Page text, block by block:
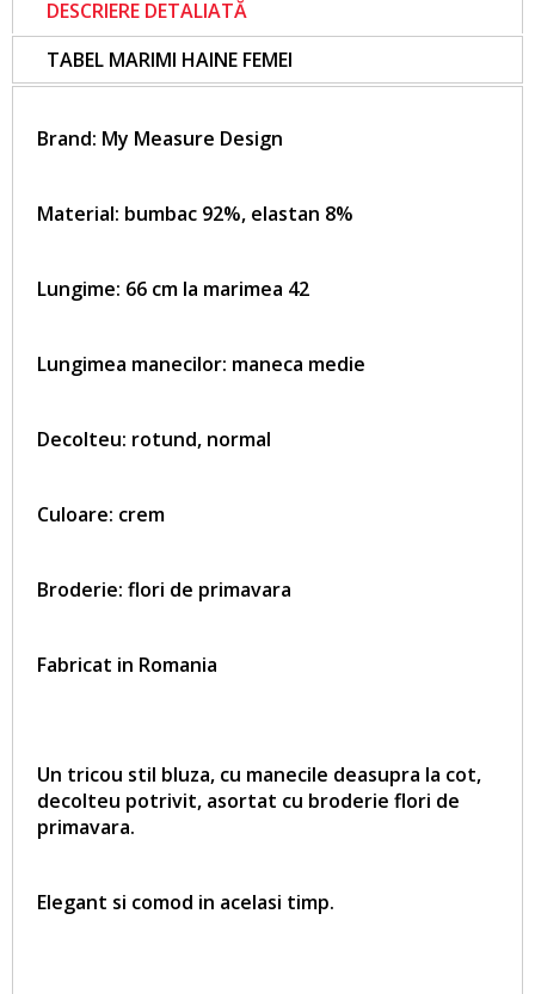
DESCRIERE DETALIATĂ
TABEL MARIMI HAINE FEMEI
Brand: My Measure Design
Material: bumbac 92%, elastan 8%
Lungime: 66 cm la marimea 42
Lungimea manecilor: maneca medie
Decolteu: rotund, normal
Culoare: crem
Broderie: flori de primavara
Fabricat in Romania
Un tricou stil bluza, cu manecile deasupra la cot,
decolteu potrivit, asortat cu broderie flori de
primavara.
Elegant si comod in acelasi timp.